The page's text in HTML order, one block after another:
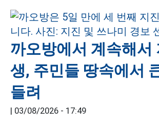
까오방에서 계속해서
생, 주민들 땅속에서
들려
| 03/08/2026 - 17:49